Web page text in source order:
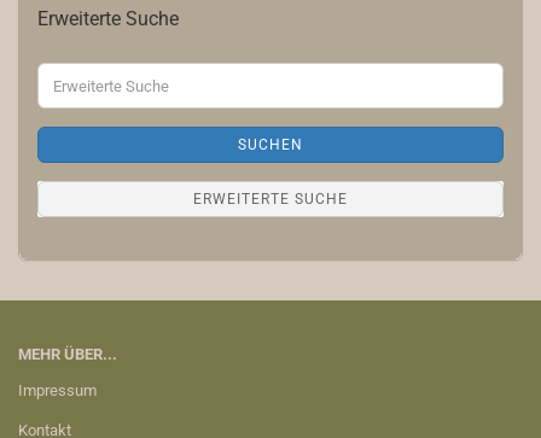
Erweiterte Suche
Erweiterte
Suche
SUCHEN
ERWEITERTE SUCHE
MEHR ÜBER...
Impressum
Kontakt